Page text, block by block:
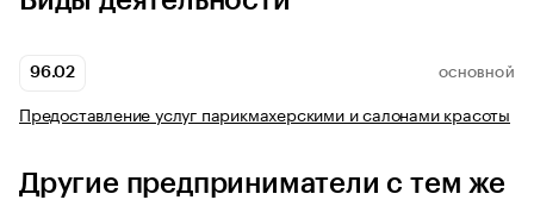
96.02 ОСНОВНОЙ
Предоставление услуг парикмахерскими и салонами красоты
Другие предприниматели с тем же